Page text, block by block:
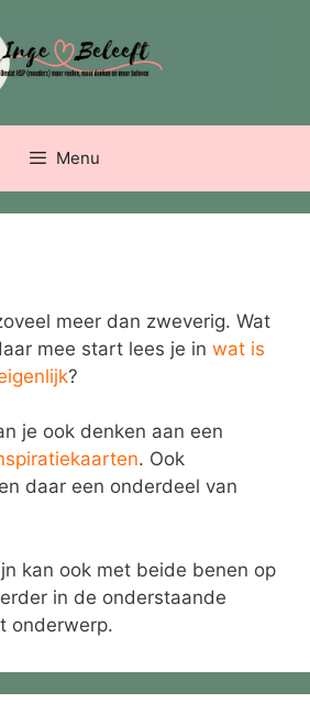
Menu
meer dan zweverig. Wat
mee start lees je in wat is
?
je ook denken aan een
. Ook
daar een onderdeel van
kan ook met beide benen op
in de onderstaande
onderwerp.